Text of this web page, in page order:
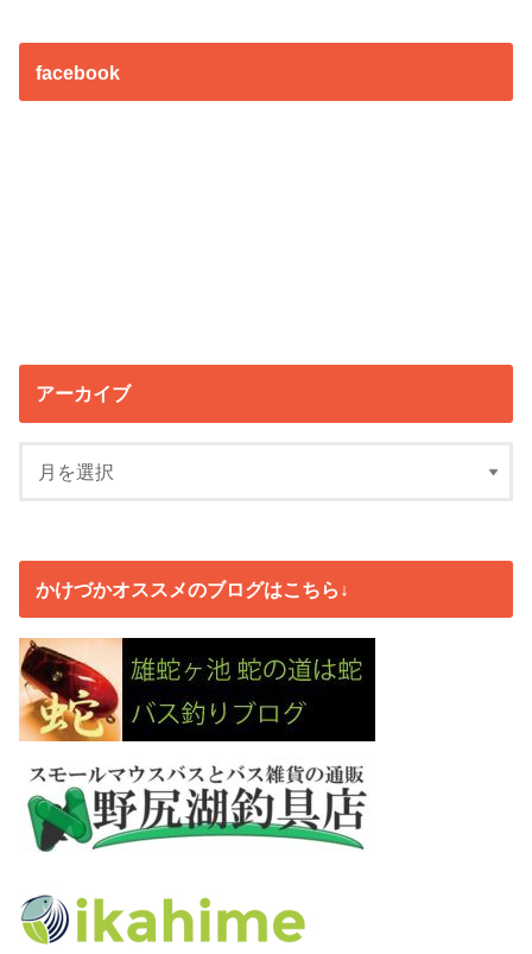
facebook
アーカイブ
かけづかオススメのブログはこちら↓